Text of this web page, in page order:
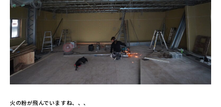
火の粉が飛んでいますね、、、